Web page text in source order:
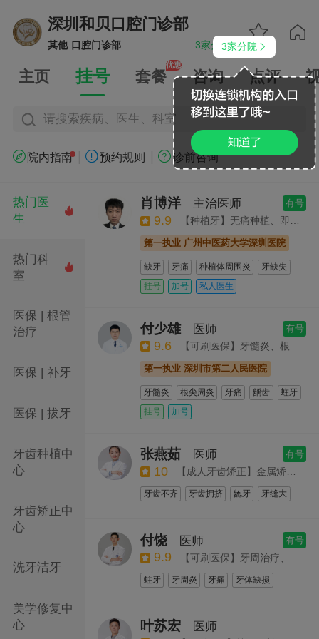
深圳和贝口腔门诊部
其他 口腔门诊部 3家分院 
 
3家分院 
主页 挂号 套餐
优惠
咨询 点评
请搜索疾病、医生、科室
 院内指南 预约规则 诊前咨询
热门医
生

热门科
室

医保 | 根管
治疗
医保 | 补牙
医保 | 拔牙
牙齿种植中
心
牙齿矫正中
心
洗牙洁牙
美学修复中
心
肖博洋 主治医师 有号
9.9 【种植牙】无痛种植、即刻种植、半口种植、全口种植、疑难种植
第一执业 广州中医药大学深圳医院
缺牙 牙痛 种植体周围炎
牙缺失
牙列缺损
牙齿松动
牙体牙髓病
拔智齿
挂号 加号 私人医生
付少雄 医师 有号
9.6
第一执业 深圳市第二人民医院
牙髓炎 根尖周炎 牙痛 龋齿
蛀牙
牙体缺损
牙髓病
复合树脂补牙
挂号 加号
张燕茹 医师 有号
10
牙齿不齐 牙齿拥挤 龅牙
牙缝大
付饶 医师 有号
9.9
蛀牙 牙周炎 牙痛
牙体缺损
叶苏宏 医师